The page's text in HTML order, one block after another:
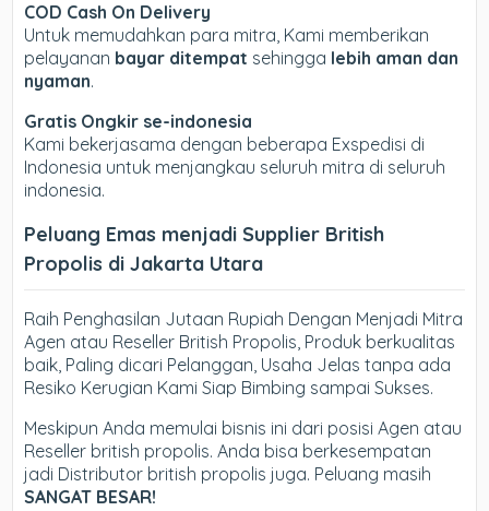
COD Cash On Delivery
Untuk memudahkan para mitra, Kami memberikan
pelayanan bayar ditempat sehingga lebih aman dan
nyaman.
Gratis Ongkir se-indonesia
Kami bekerjasama dengan beberapa Exspedisi di
Indonesia untuk menjangkau seluruh mitra di seluruh
indonesia.
Peluang Emas menjadi Supplier British
Propolis di Jakarta Utara
Raih Penghasilan Jutaan Rupiah Dengan Menjadi Mitra
Agen atau Reseller British Propolis, Produk berkualitas
baik, Paling dicari Pelanggan, Usaha Jelas tanpa ada
Resiko Kerugian Kami Siap Bimbing sampai Sukses.
Meskipun Anda memulai bisnis ini dari posisi Agen atau
Reseller british propolis. Anda bisa berkesempatan
jadi Distributor british propolis juga. Peluang masih
SANGAT BESAR!